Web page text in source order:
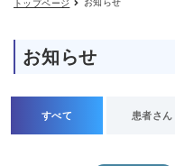
トップページ お知らせ
お知らせ
すべて 患者さん